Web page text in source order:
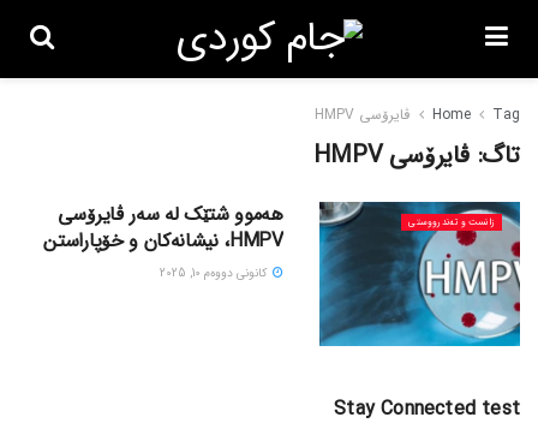
Home Tag ڤایرۆسی HMPV
تاگ: ڤایرۆسی HMPV
زانست و تەندرووستی
هەموو شتێک لە سەر ڤایرۆسی
HMPV، نیشانەکان و خۆپاراستن
كانونی دووه‌م 10, 2025
Stay Connected test